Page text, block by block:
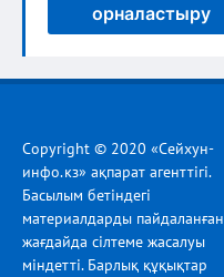
орналастыру
Copyright © 2020 «Сейхун-
инфо.кз» ақпарат агенттігі.
Басылым бетіндегі
материалдарды пайдаланған
жағдайда сілтеме жасалуы
міндетті. Барлық құқықтар